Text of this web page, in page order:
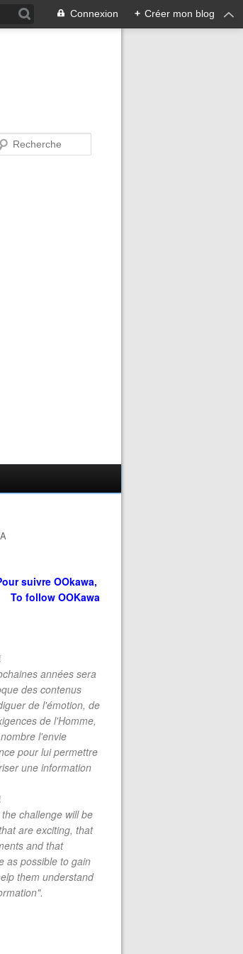
Connexion + Créer mon blog
suivre OOkawa,
To follow OOKawa
années sera
des contenus
de l'émotion, de
de l'Homme,
l'envie
pour lui permettre
une information
challenge will be
are exciting, that
and that
as possible to gain
them understand